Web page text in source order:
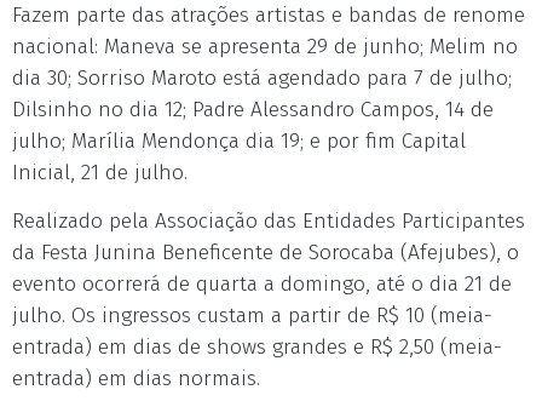
Fazem parte das atrações artistas e bandas de renome
nacional: Maneva se apresenta 29 de junho; Melim no
dia 30; Sorriso Maroto está agendado para 7 de julho;
Dilsinho no dia 12; Padre Alessandro Campos, 14 de
julho; Marília Mendonça dia 19; e por fim Capital
Inicial, 21 de julho.
Realizado pela Associação das Entidades Participantes
da Festa Junina Beneficente de Sorocaba (Afejubes), o
evento ocorrerá de quarta a domingo, até o dia 21 de
julho. Os ingressos custam a partir de R$ 10 (meia-
entrada) em dias de shows grandes e R$ 2,50 (meia-
entrada) em dias normais.